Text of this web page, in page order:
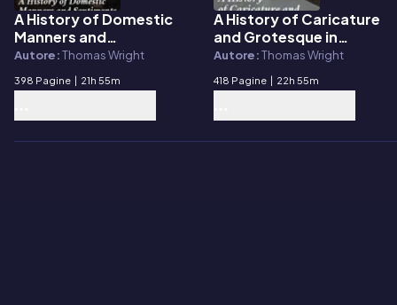
E-book
A History of Domestic
Manners and
Sentiments in England
During the Middle Ages
Autore:Thomas Wright
398 Pagine | 21h 55m
E-book
A History of Caricature
and Grotesque in
Literature and Art
Autore:Thomas Wright
418 Pagine | 22h 55m